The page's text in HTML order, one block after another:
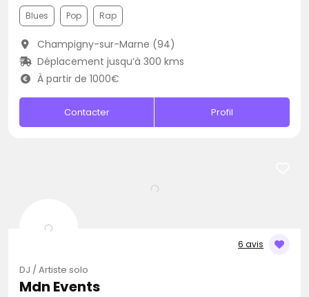
Blues Pop Rap
Champigny-sur-Marne (94)
Déplacement jusqu’à 300 kms
À partir de 1000€
Contacter Profil
6 avis
DJ / Artiste solo
Mdn Events